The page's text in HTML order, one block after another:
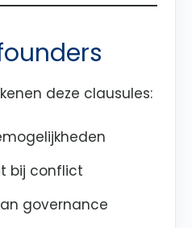
deze clausules:
bij conflict
governance